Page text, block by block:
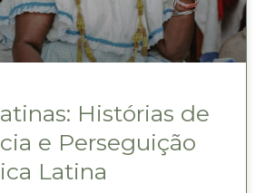
Histórias de
e Perseguição
Latina